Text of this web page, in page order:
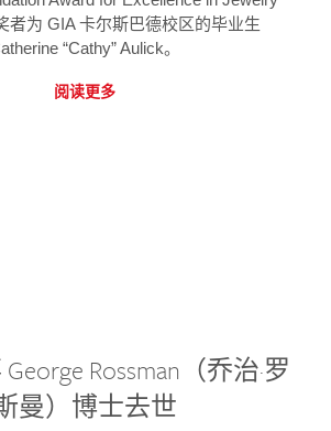
者为 GIA 卡尔斯巴德校区的毕业生
“Cathy” Aulick。
阅读更多
Rossman（乔治·罗
曼）博士去世